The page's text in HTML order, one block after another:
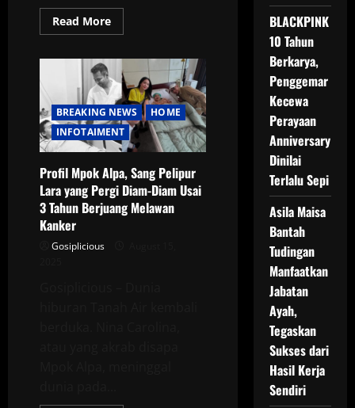
Read MoreRead
more
Bersyukur
Jaga
Amanah
Keluarga
Mpok
Alpa
soal
Penyakit
Kanker
BREAKING NEWS
HOME
INFOTAIMENT
Profil Mpok Alpa, Sang Pelipur
Lara yang Pergi Diam-Diam Usai
3 Tahun Berjuang Melawan
Kanker
Gosiplicious
BLACKPINK
10 Tahun
Berkarya,
Penggemar
Kecewa
Perayaan
Anniversary
Dinilai
Terlalu Sepi
Asila Maisa
Bantah
Tudingan
Manfaatkan
Jabatan
Ayah,
Tegaskan
Sukses dari
Hasil Kerja
Sendiri